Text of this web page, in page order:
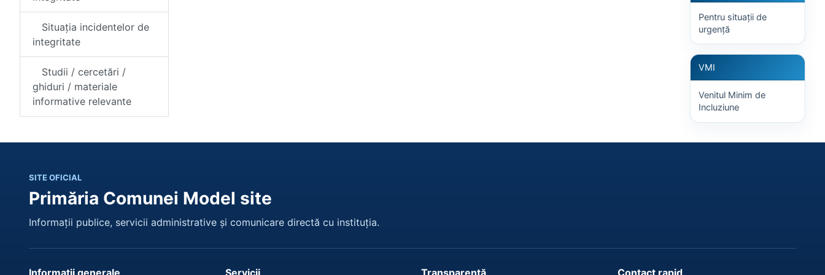
Situația incidentelor de
integritate
Studii / cercetări /
ghiduri / materiale
informative relevante
Pentru situații de
urgență
VMI
Venitul Minim de
Incluziune
SITE OFICIAL
Primăria Comunei Model site
Informații publice, servicii administrative și comunicare directă cu instituția.
Informații generale Servicii Transparență Contact rapid